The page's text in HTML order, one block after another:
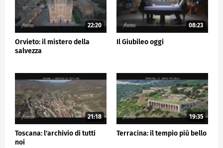
22:20
Orvieto: il mistero della
salvezza
08:23
Il Giubileo oggi
21:18
Toscana: l'archivio di tutti
noi
19:35
Terracina: il tempio più bello